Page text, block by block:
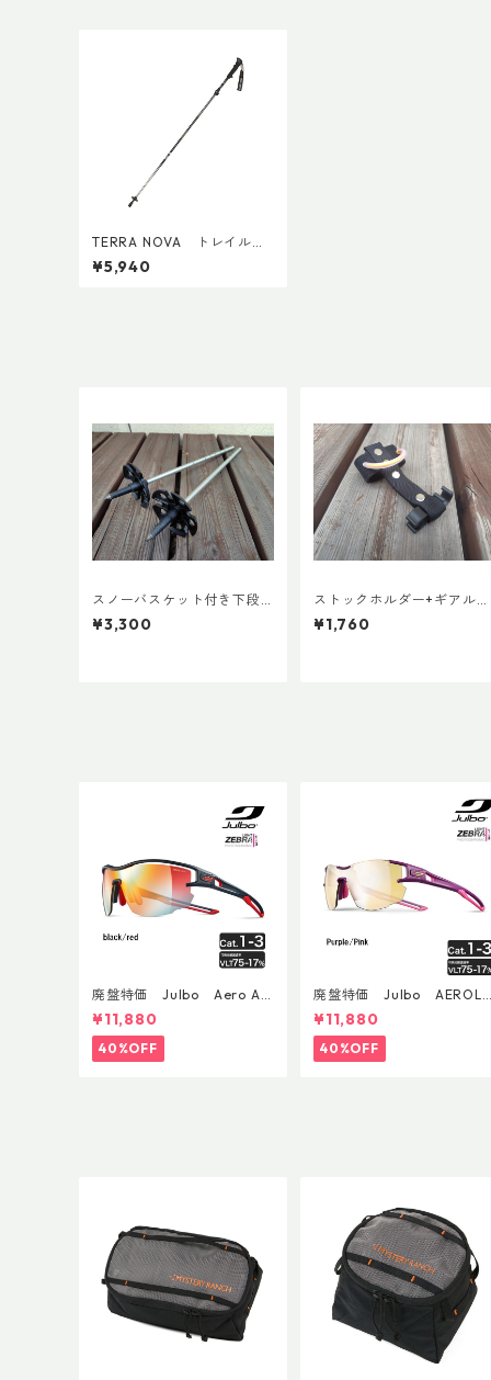
TERRA NOVA トレイルエ
リート(1本)
¥5,940
スノーバスケット付き下段
シャフト(ペア)
¥3,300
ストックホルダー+ギアルー
プ
¥1,760
廃盤特価 Julbo Aero Asi
anFit
¥11,880
40%OFF
廃盤特価 Julbo
E AsianFit
¥11,880
40%OFF